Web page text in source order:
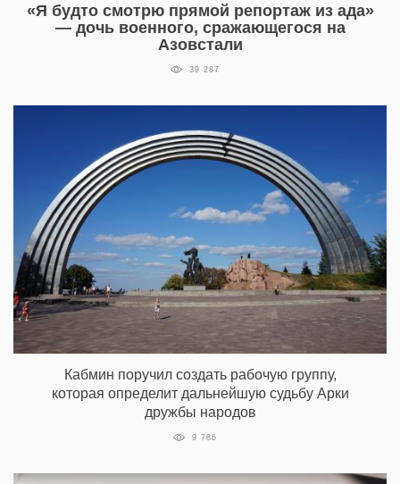
«Я будто смотрю прямой репортаж из ада»
— дочь военного, сражающегося на
Азовстали
39 287
Кабмин поручил создать рабочую группу,
которая определит дальнейшую судьбу Арки
дружбы народов
9 786